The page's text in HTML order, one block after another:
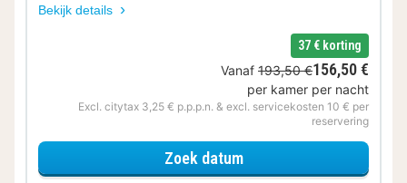
Bekijk details
37 € korting
Vanaf 193,50 €156,50 €
per kamer per nacht
Excl. citytax 3,25 € p.p.p.n. & excl. servicekosten 10 € per
reservering
Zoek datumvoor Museum & Verblijf